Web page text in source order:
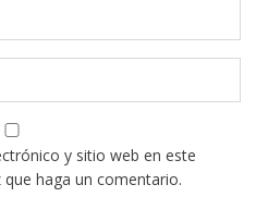
y sitio web en este
haga un comentario.